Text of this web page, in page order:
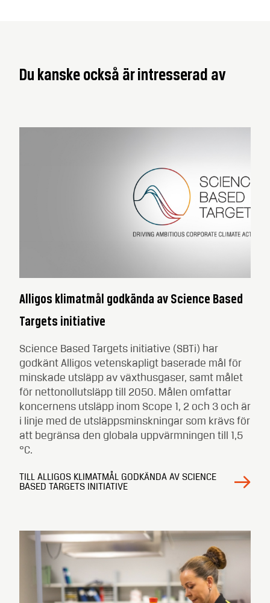
Du kanske också är intresserad av
Alligos klimatmål godkända av Science Based
Targets initiative
Science Based Targets initiative (SBTi) har
godkänt Alligos vetenskapligt baserade mål för
minskade utsläpp av växthusgaser, samt målet
för nettonollutsläpp till 2050. Målen omfattar
koncernens utsläpp inom Scope 1, 2 och 3 och är
i linje med de utsläppsminskningar som krävs för
att begränsa den globala uppvärmningen till 1,5
°C.
TILL ALLIGOS KLIMATMÅL GODKÄNDA AV SCIENCE
BASED TARGETS INITIATIVE